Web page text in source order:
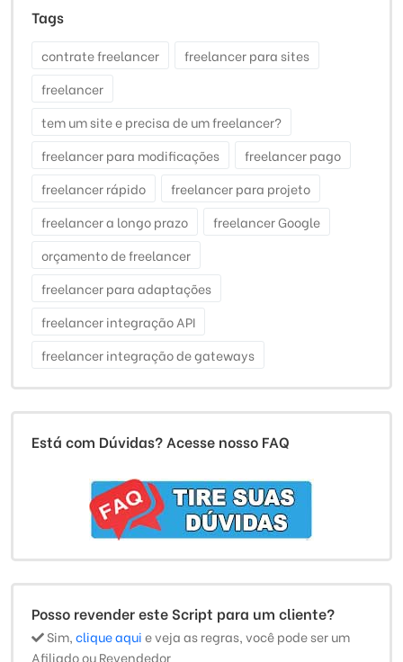
Tags
contrate freelancer
freelancer para sites
freelancer
tem um site e precisa de um freelancer?
freelancer para modificações
freelancer pago
freelancer rápido
freelancer para projeto
freelancer a longo prazo
freelancer Google
orçamento de freelancer
freelancer para adaptações
freelancer integração API
freelancer integração de gateways
Está com Dúvidas? Acesse nosso FAQ
Posso revender este Script para um cliente?
Sim,clique aquie veja as regras, você pode ser um
Afiliado ou Revendedor